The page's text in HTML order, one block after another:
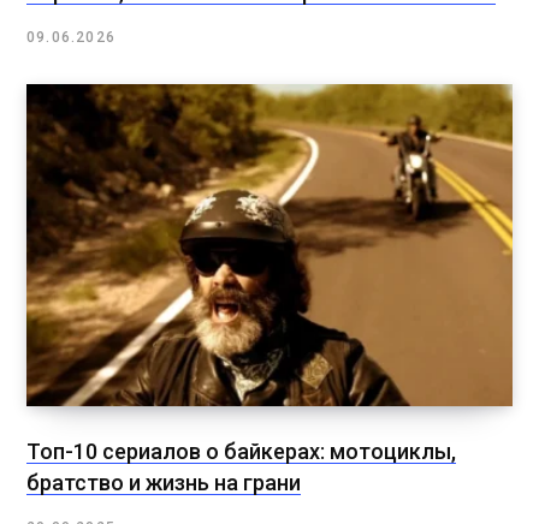
09.06.2026
Топ-10 сериалов о байкерах: мотоциклы,
братство и жизнь на грани